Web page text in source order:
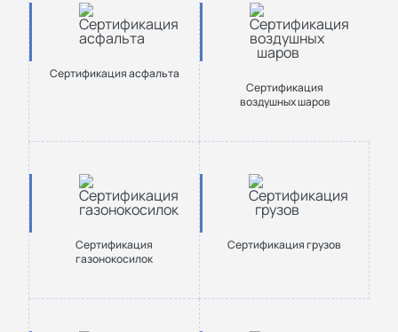
Сертификация асфальта
Сертификация
воздушных шаров
Сертификация
газонокосилок
Сертификация грузов